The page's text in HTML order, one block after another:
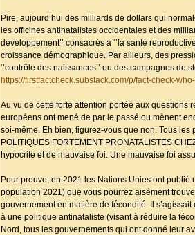
Pire, aujourd’hui des milliards de dollars qui
les officines antinatalistes occidentales et des
développement’’ consacrés à ‘’la santé
croissance démographique. Par ailleurs, des
‘’contrôle des naissances’’ ou des campagnes
https://firstfactcheck.substack.com/p/fact-check-
Au vu de cette forte attention portée aux questions
européens ont mené de par le passé ou mènent
soi-même. Eh bien, figurez-vous que non. Tous les
POLITIQUES FORTEMENT PRONATALISTES
hypocrite et de mauvaise foi. Une mauvaise foi
Pour preuve, en 2021 les Nations Unies ont
population 2021) que vous pourrez aisément
gouvernement en matière de fécondité. Il
à une politique antinataliste (visant à réduire la
Nord, tous les gouvernements qui ont donné leur